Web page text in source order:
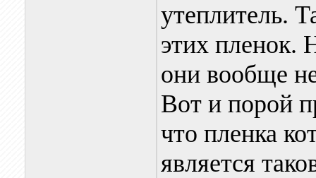
утеплитель.
этих пленок.
они вообще
Вот и порой
что пленка
является